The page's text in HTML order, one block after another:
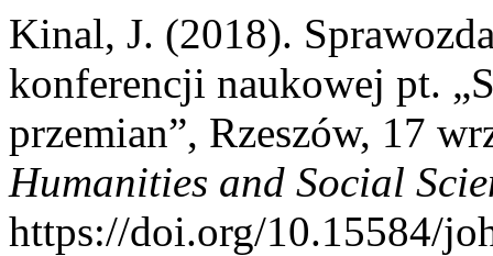
Kinal, J. (2018).
konferencji naukowej pt.
przemian”, Rzeszów, 17
Humanities and Social
https://doi.org/10.15584/